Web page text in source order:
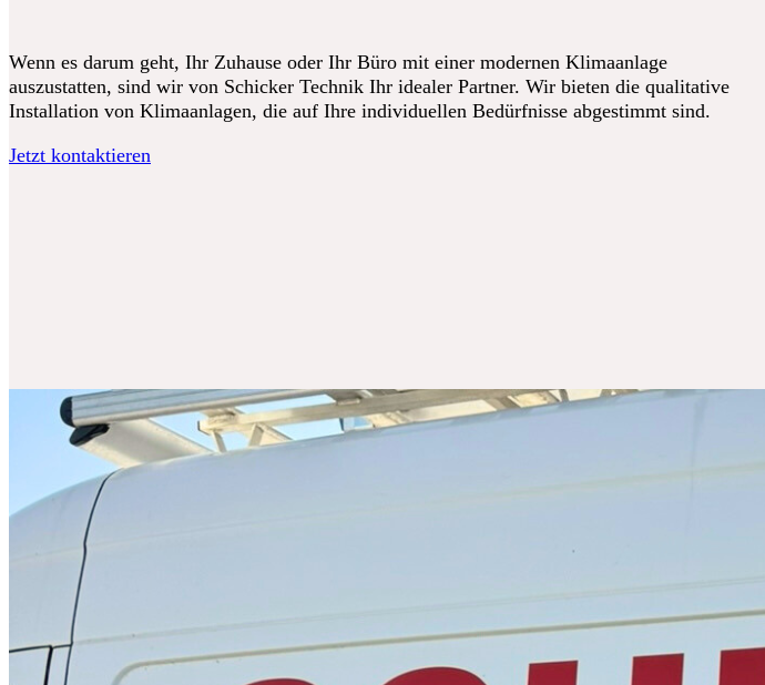
Wenn es darum geht, Ihr Zuhause oder Ihr Büro mit einer modernen Klimaanlage
auszustatten, sind wir von Schicker Technik Ihr idealer Partner. Wir bieten die qualitative
Installation von Klimaanlagen, die auf Ihre individuellen Bedürfnisse abgestimmt sind.
Jetzt kontaktieren